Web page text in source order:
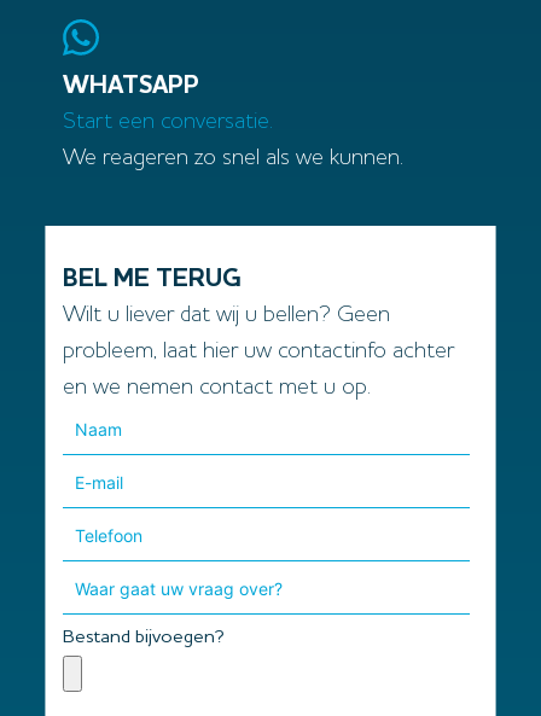
WHATSAPP
Start een conversatie.
We reageren zo snel als we kunnen.
BEL ME TERUG
Wilt u liever dat wij u bellen? Geen
probleem, laat hier uw contactinfo achter
en we nemen contact met u op.
Bestand bijvoegen?